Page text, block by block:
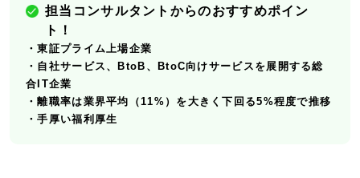
担当コンサルタントからのおすすめポイン
ト！
・東証プライム上場企業
・自社サービス、BtoB、BtoC向けサービスを展開する総
合IT企業
・離職率は業界平均（11%）を大きく下回る5%程度で推移
・手厚い福利厚生